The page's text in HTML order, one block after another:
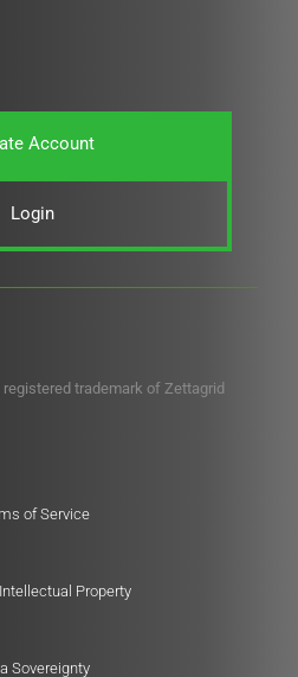
Account
Login
trademark of Zettagrid
of Service
Property
Sovereignty